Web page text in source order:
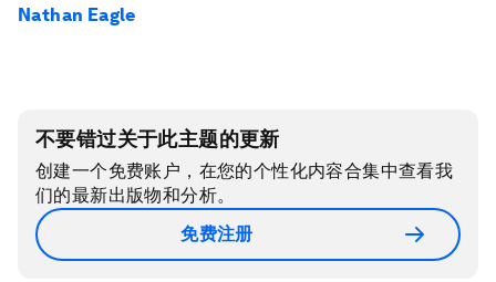
Nathan Eagle
不要错过关于此主题的更新
创建一个免费账户，在您的个性化内容合集中查看我
们的最新出版物和分析。
免费注册